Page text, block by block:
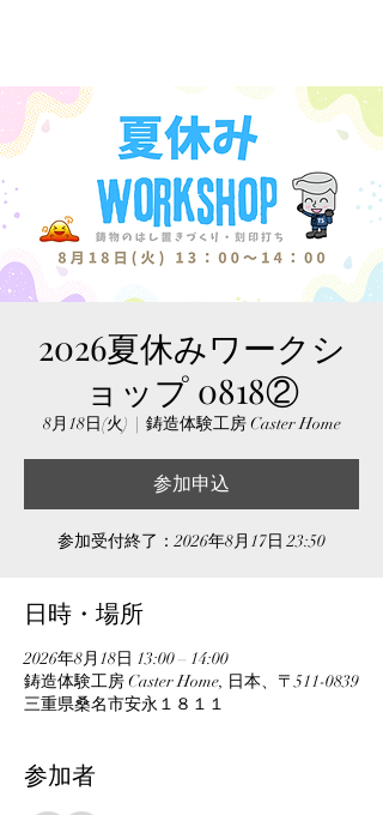
2026夏休みワークシ
ョップ 0818②
8月18日(火)
  |
鋳造体験工房 Caster Home
参加申込
参加受付終了：2026年8月17日 23:50
日時・場所
2026年8月18日 13:00 – 14:00
鋳造体験工房 Caster Home, 日本、〒511-0839
三重県桑名市安永１８１１
参加者